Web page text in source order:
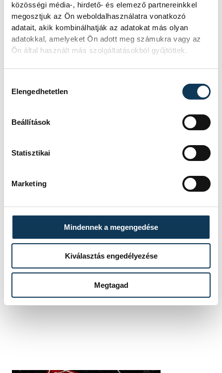
közösségi média-, hirdető- és elemező partnereinkkel
megosztjuk az Ön weboldalhasználatra vonatkozó
adatait, akik kombinálhatják az adatokat más olyan
adatokkal, amelyeket Ön adott meg számukra vagy az
Ön által használt más szolgáltatásokból gyűjtöttek.
Elengedhetetlen
Beállítások
Statisztikai
Marketing
Mindennek a megengedése
Kiválasztás engedélyezése
Megtagad
A tervek szerint a település határában
megtalált leletegyüttest Nemesvámoson is
kiállítják majd a jövőben – ígérte
Sövényházi Balázs polgármester.
Laczkó Dezső Múzeum
Nemesvámos
régészet
SZERZŐ
Schöngrundtner
Tamás
Domján